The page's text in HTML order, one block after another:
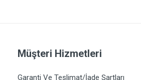
Müşteri Hizmetleri
Garanti Ve Teslimat/İade Şartları